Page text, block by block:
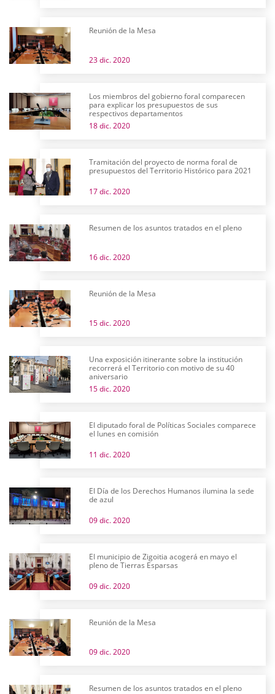
Reunión de la Mesa
23 dic. 2020
Los miembros del gobierno foral comparecen
para explicar los presupuestos de sus
respectivos departamentos
18 dic. 2020
Tramitación del proyecto de norma foral de
presupuestos del Territorio Histórico para 2021
17 dic. 2020
Resumen de los asuntos tratados en el pleno
16 dic. 2020
Reunión de la Mesa
15 dic. 2020
Una exposición itinerante sobre la institución
recorrerá el Territorio con motivo de su 40
aniversario
15 dic. 2020
El diputado foral de Políticas Sociales comparece
el lunes en comisión
11 dic. 2020
El Día de los Derechos Humanos ilumina la sede
de azul
09 dic. 2020
El municipio de Zigoitia acogerá en mayo el
pleno de Tierras Esparsas
09 dic. 2020
Reunión de la Mesa
09 dic. 2020
Resumen de los asuntos tratados en el pleno